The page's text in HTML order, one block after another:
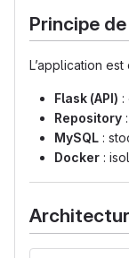
Principe
L’application
Flask (API) :
Repository
MySQL :
Docker :